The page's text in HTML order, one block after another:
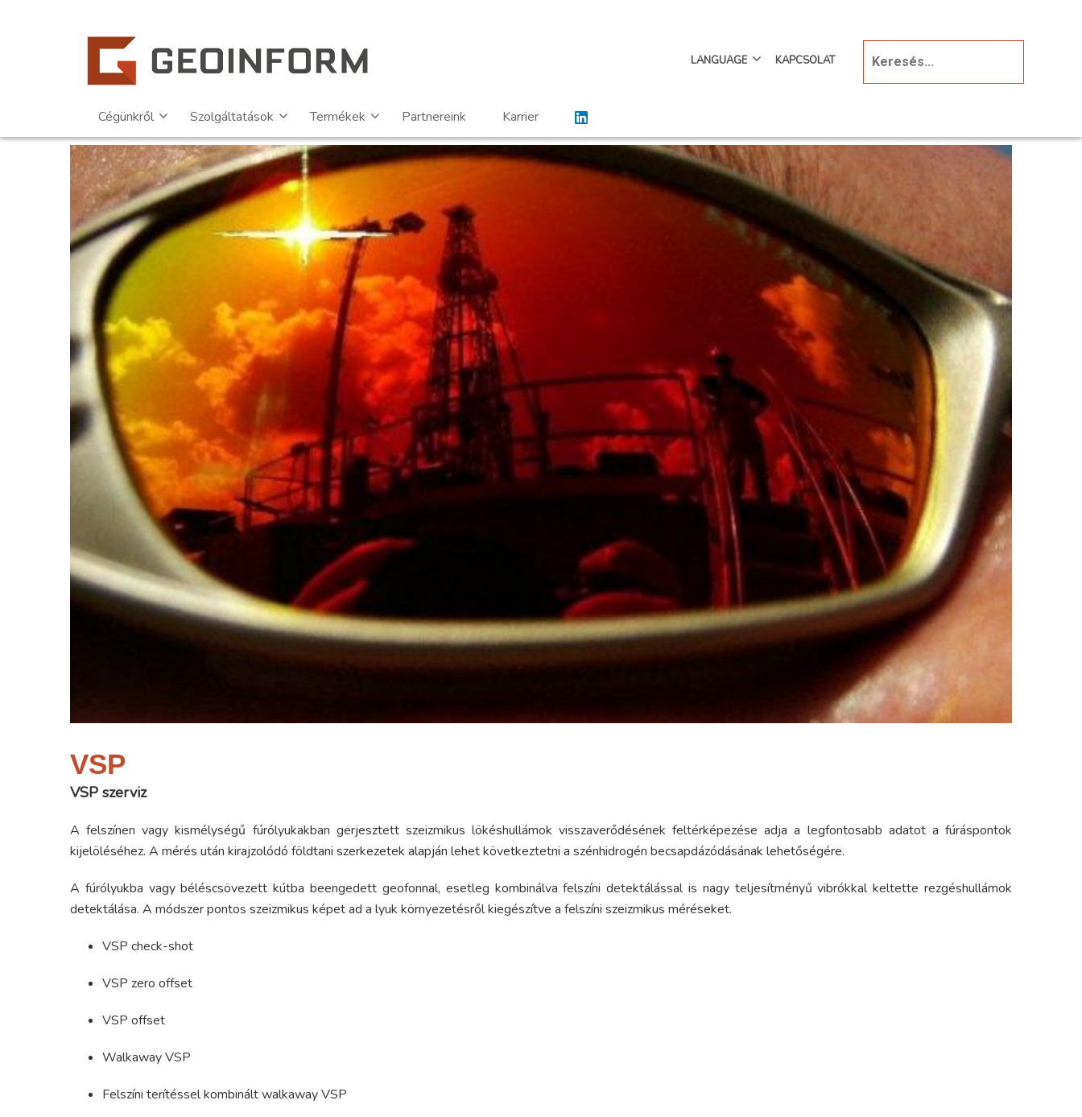
LANGUAGE KAPCSOLAT
Cégünkről Szolgáltatások Termékek Partnereink Karrier
VSP
VSP szerviz
A felszínen vagy kismélységű fúrólyukakban gerjesztett szeizmikus lökéshullámok visszaverődésének feltérképezése adja a legfontosabb adatot a fúráspontok
kijelöléséhez. A mérés után kirajzolódó földtani szerkezetek alapján lehet következtetni a szénhidrogén becsapdázódásának lehetőségére.
A fúrólyukba vagy béléscsövezett kútba beengedett geofonnal, esetleg kombinálva felszíni detektálással is nagy teljesítményű vibrókkal keltette rezgéshullámok
detektálása. A módszer pontos szeizmikus képet ad a lyuk környezetésről kiegészítve a felszíni szeizmikus méréseket.
VSP check-shot
VSP zero offset
VSP offset
Walkaway VSP
Felszíni terítéssel kombinált walkaway VSP